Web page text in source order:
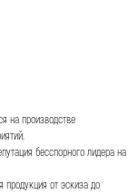
на производстве
бесспорного лидера на
продукция от эскиза до